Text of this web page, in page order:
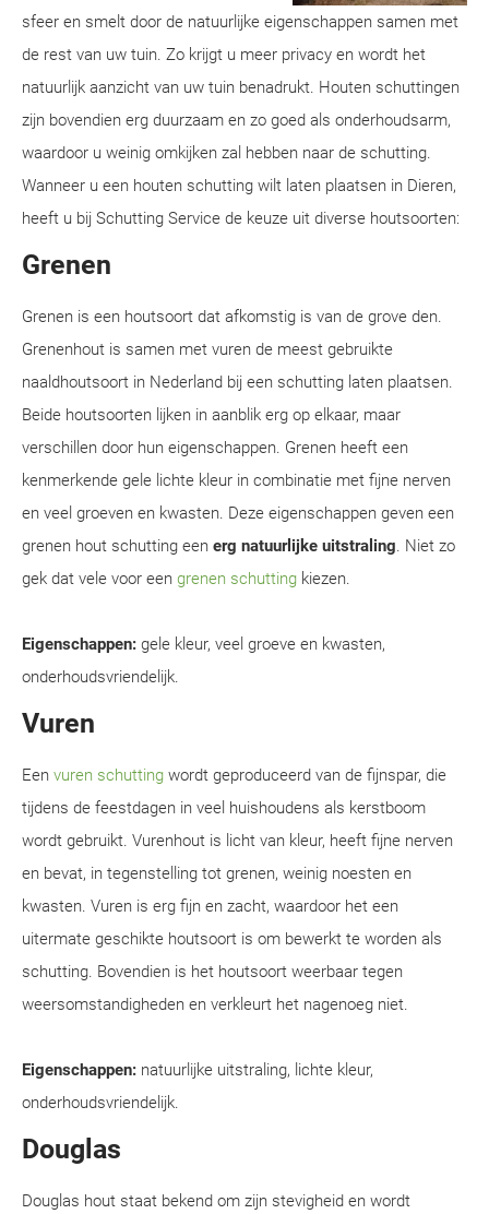
sfeer en smelt door de natuurlijke eigenschappen samen met
de rest van uw tuin. Zo krijgt u meer privacy en wordt het
natuurlijk aanzicht van uw tuin benadrukt. Houten schuttingen
zijn bovendien erg duurzaam en zo goed als onderhoudsarm,
waardoor u weinig omkijken zal hebben naar de schutting.
Wanneer u een houten schutting wilt laten plaatsen in Dieren,
heeft u bij Schutting Service de keuze uit diverse houtsoorten:
Grenen
Grenen is een houtsoort dat afkomstig is van de grove den.
Grenenhout is samen met vuren de meest gebruikte
naaldhoutsoort in Nederland bij een schutting laten plaatsen.
Beide houtsoorten lijken in aanblik erg op elkaar, maar
verschillen door hun eigenschappen. Grenen heeft een
kenmerkende gele lichte kleur in combinatie met fijne nerven
en veel groeven en kwasten. Deze eigenschappen geven een
grenen hout schutting een erg natuurlijke uitstraling. Niet zo
gek dat vele voor een grenen schutting kiezen.
Eigenschappen: gele kleur, veel groeve en kwasten,
onderhoudsvriendelijk.
Vuren
Een vuren schutting wordt geproduceerd van de fijnspar, die
tijdens de feestdagen in veel huishoudens als kerstboom
wordt gebruikt. Vurenhout is licht van kleur, heeft fijne nerven
en bevat, in tegenstelling tot grenen, weinig noesten en
kwasten. Vuren is erg fijn en zacht, waardoor het een
uitermate geschikte houtsoort is om bewerkt te worden als
schutting. Bovendien is het houtsoort weerbaar tegen
weersomstandigheden en verkleurt het nagenoeg niet.
Eigenschappen: natuurlijke uitstraling, lichte kleur,
onderhoudsvriendelijk.
Douglas
Douglas hout staat bekend om zijn stevigheid en wordt